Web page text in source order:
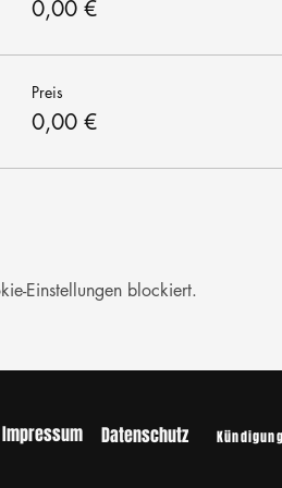
0,00 €
Preis
0,00 €
Einstellungen blockiert.
Impressum Datenschutz Kündigung